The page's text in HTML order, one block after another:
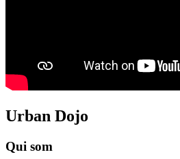
Urban Dojo
Qui som